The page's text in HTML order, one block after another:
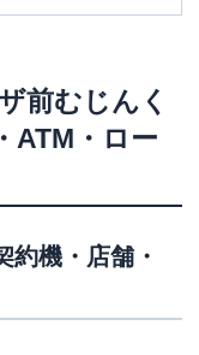
前むじんく
ATM・ロー
約機・店舗・